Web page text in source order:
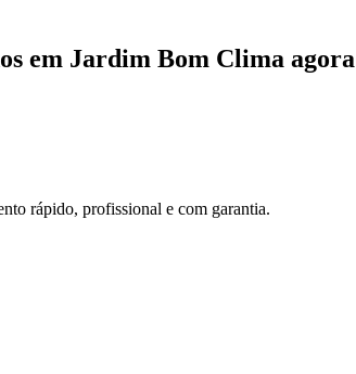
em Jardim Bom Clima agora
rápido, profissional e com garantia.